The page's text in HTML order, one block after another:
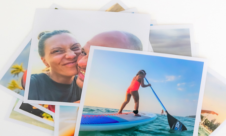
Ваш регион доставки
Выберите из списка: